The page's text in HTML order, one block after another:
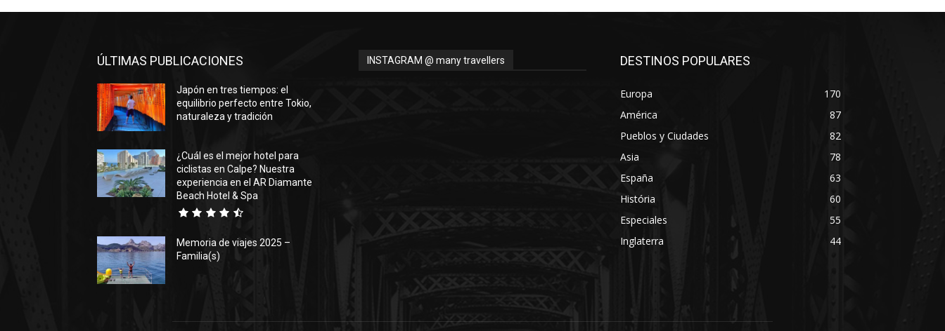
ÚLTIMAS PUBLICACIONES
Japón en tres tiempos: el
equilibrio perfecto entre Tokio,
naturaleza y tradición
¿Cuál es el mejor hotel para
ciclistas en Calpe? Nuestra
experiencia en el AR Diamante
Beach Hotel & Spa
Memoria de viajes 2025 –
Familia(s)
INSTAGRAM @ many travellers DESTINOS POPULARES
Europa
170
América
87
Pueblos y Ciudades
82
Asia
78
España
63
História
60
Especiales
55
Inglaterra
44